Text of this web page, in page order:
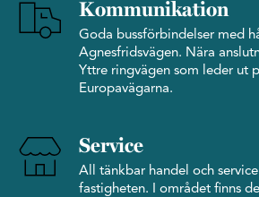
Kommunikation
Goda bussförbindelser med
Agnesfridsvägen. Nära
Yttre ringvägen som leder ut
Europavägarna.
Service
All tänkbar handel och
fastigheten. I området finns